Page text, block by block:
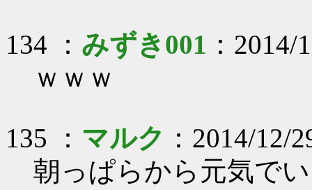
134 ： みずき001 ：
ｗｗｗ
135 ： マルク ：2014/12/
朝っぱらから元気で